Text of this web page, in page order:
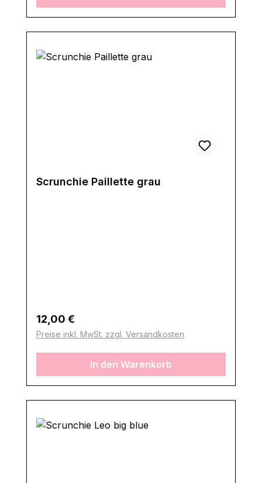
Scrunchie Paillette grau
Regulärer Preis:
12,00 €
Preise inkl. MwSt. zzgl. Versandkosten
In den Warenkorb